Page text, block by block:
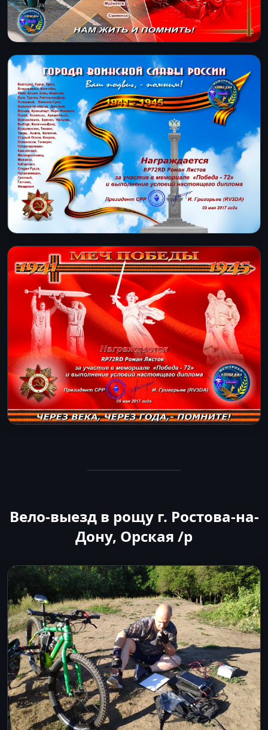
────────────
Вело-выезд в рощу г. Ростова-на-
Дону, Орская /p